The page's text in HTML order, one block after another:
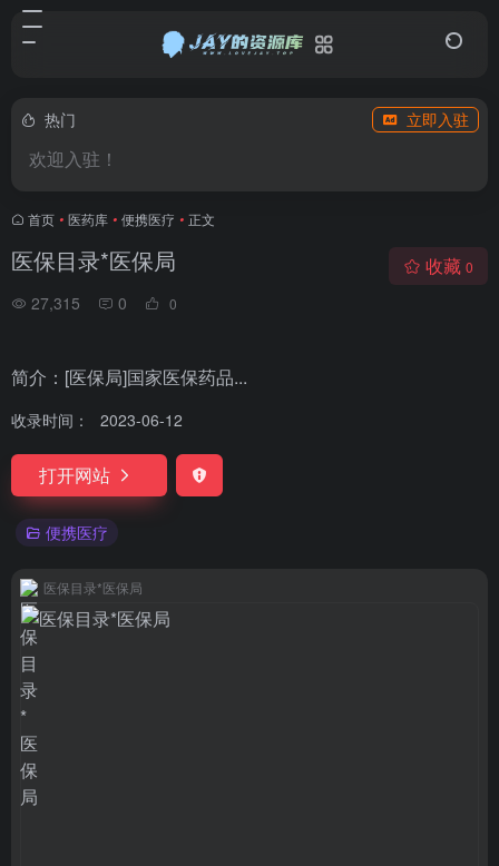
热门 立即入驻
欢迎入驻！
首页 • 医药库 • 便携医疗 • 正文
医保目录*医保局
27,315 0 0
收藏 0
简介：[医保局]国家医保药品...
收录时间： 2023-06-12
打开网站
便携医疗
医保目录*医保局